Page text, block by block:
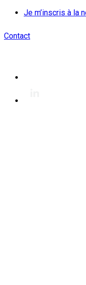
Je m’inscris à la
Contact